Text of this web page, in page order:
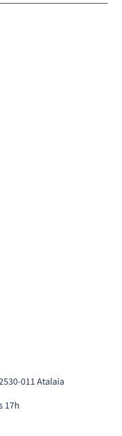
011 Atalaia
17h